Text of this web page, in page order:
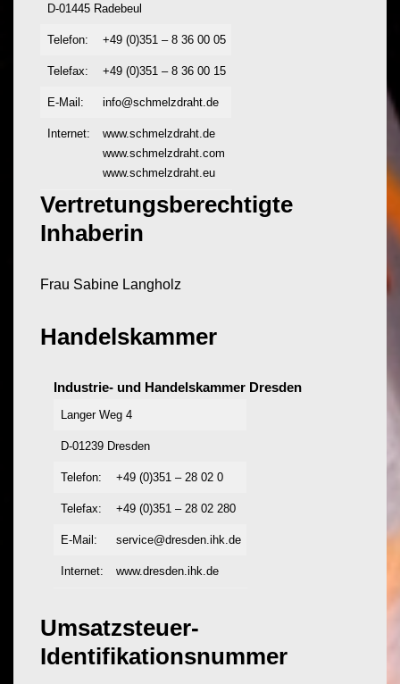
D-01445 Radebeul
Telefon: +49 (0)351 – 8 36 00 05
Telefax: +49 (0)351 – 8 36 00 15
E-Mail: info@schmelzdraht.de
Internet:
www.schmelzdraht.de
www.schmelzdraht.com
www.schmelzdraht.eu
Vertretungsberechtigte
Inhaberin
Frau Sabine Langholz
Handelskammer
Industrie- und Handelskammer Dresden
Langer Weg 4
D-01239 Dresden
Telefon: +49 (0)351 – 28 02 0
Telefax: +49 (0)351 – 28 02 280
E-Mail: service@dresden.ihk.de
Internet: www.dresden.ihk.de
Umsatzsteuer-
Identifikationsnummer